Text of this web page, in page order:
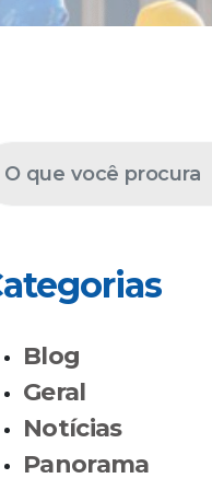
Blog
Geral
Notícias
Panorama